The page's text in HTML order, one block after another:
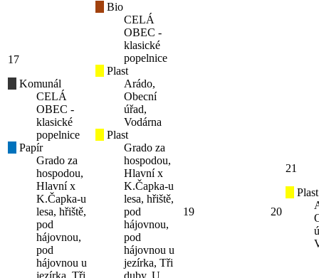
17
Komunál
CELÁ
OBEC -
klasické
popelnice
Papír
Grado za
hospodou,
Hlavní x
K.Čapka-u
lesa, hřiště,
pod
hájovnou,
pod
hájovnou u
Bio
CELÁ
OBEC -
klasické
popelnice
Plast
Arádo,
Obecní
úřad,
Vodárna
Plast
Grado za
hospodou,
Hlavní x
K.Čapka-u
lesa, hřiště,
pod
hájovnou,
pod
hájovnou u
jezírka, Tři
19 20
21
Plast